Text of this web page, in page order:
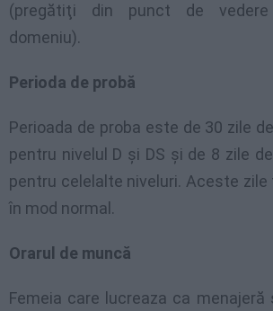
(pregătiţi din punct de
domeniu).
Perioda de probă
Perioada de proba este de 30 zile
pentru nivelul D şi DS şi de 8 zile
pentru celelalte niveluri. Aceste
în mod normal.
Orarul de muncă
Femeia care lucreaza ca